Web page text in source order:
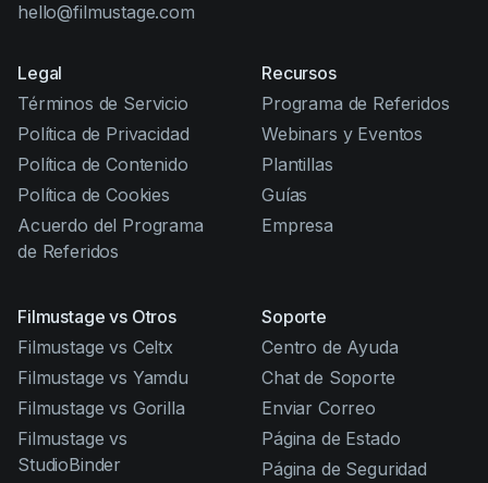
hello@filmustage.com
Legal
Términos de Servicio
Política de Privacidad
Política de Contenido
Política de Cookies
Acuerdo del Programa
de Referidos
Recursos
Programa de Referidos
Webinars y Eventos
Plantillas
Guías
Empresa
Filmustage vs Otros
Filmustage vs Celtx
Filmustage vs Yamdu
Filmustage vs Gorilla
Filmustage vs
StudioBinder
Soporte
Centro de Ayuda
Chat de Soporte
Enviar Correo
Página de Estado
Página de Seguridad